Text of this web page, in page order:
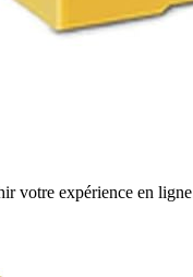
votre expérience en